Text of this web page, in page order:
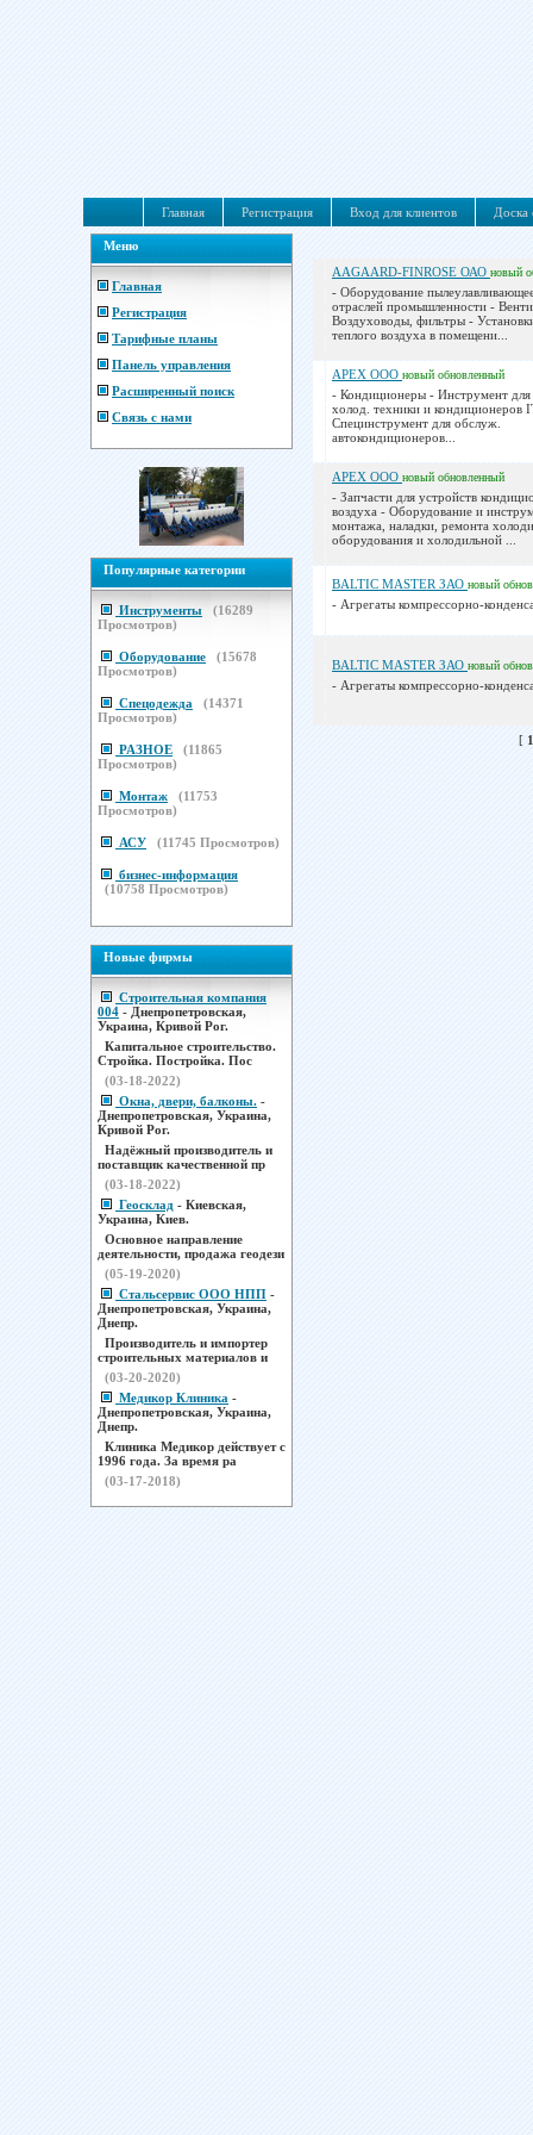
Главная Регистрация Вход для клиентов Доска
Меню
Главная
Регистрация
Тарифные планы
Панель управления
Расширенный поиск
Связь с нами
Популярные категории
Инструменты (16289
Просмотров)
Оборудование (15678
Просмотров)
Спецодежда (14371
Просмотров)
РАЗНОЕ (11865
Просмотров)
Монтаж (11753
Просмотров)
АСУ (11745 Просмотров)
бизнес-информация
(10758 Просмотров)
Новые фирмы
Строительная компания
004 - Днепропетровская,
Украина, Кривой Рог.
Капитальное строительство.
Стройка. Постройка. Пос
(03-18-2022)
Окна, двери, балконы. -
Днепропетровская, Украина,
Кривой Рог.
Надёжный производитель и
поставщик качественной пр
(03-18-2022)
Геосклад - Киевская,
Украина, Киев.
Основное направление
деятельности, продажа геодези
(05-19-2020)
Стальсервис ООО НПП -
Днепропетровская, Украина,
Днепр.
Производитель и импортер
строительных материалов и
(03-20-2020)
Медикор Клиника -
Днепропетровская, Украина,
Днепр.
Клиника Медикор действует с
1996 года. За время ра
(03-17-2018)
AAGAARD-FINROSE ОАО новый
- Оборудование
отраслей промышленности -
Воздуховоды, фильтры -
теплого воздуха в помещени...
APEX ООО новый обновленный
- Кондиционеры - Инструмент
холод. техники и кондиционеров
Специнструмент для обслуж.
автокондиционеров...
APEX ООО новый обновленный
- Запчасти для устройств
воздуха - Оборудование и
монтажа, наладки, ремонта
оборудования и холодильной ...
BALTIC MASTER ЗАО новый
- Агрегаты компрессорно-
BALTIC MASTER ЗАО новый
- Агрегаты компрессорно-
[ 1